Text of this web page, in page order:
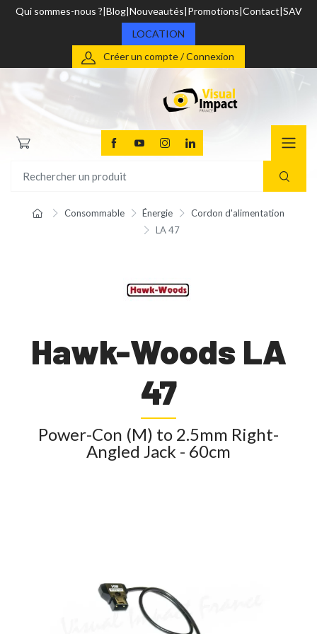
Qui sommes-nous ? Blog Nouveautés Promotions Contact SAV
LOCATION
Créer un compte / Connexion
Consommable Énergie
Cordon d'alimentation
LA 47
Hawk-Woods LA
47
Power-Con (M) to 2.5mm Right-
Angled Jack - 60cm